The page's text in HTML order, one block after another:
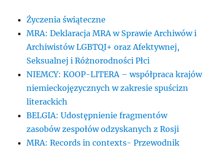
Życzenia świąteczne
MRA: Deklaracja MRA w Sprawie Archiwów i
Archiwistów LGBTQI+ oraz Afektywnej,
Seksualnej i Różnorodności Płci
NIEMCY: KOOP-LITERA – współpraca krajów
niemieckojęzycznych w zakresie spuścizn
literackich
BELGIA: Udostępnienie fragmentów
zasobów zespołów odzyskanych z Rosji
MRA: Records in contexts- Przewodnik